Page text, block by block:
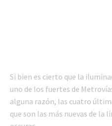
Si bien es cierto que la
uno de los fuertes de
alguna razón, las cuatro
que son las más nuevas de la